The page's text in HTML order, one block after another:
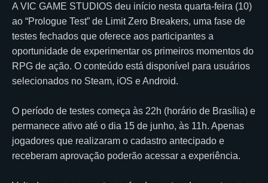
A VIC GAME STUDIOS deu início nesta quarta-feira (10)
ao “Prologue Test” de Limit Zero Breakers, uma fase de
testes fechados que oferece aos participantes a
oportunidade de experimentar os primeiros momentos do
RPG de ação. O conteúdo está disponível para usuários
selecionados no Steam, iOS e Android.
O período de testes começa às 22h (horário de Brasília) e
permanece ativo até o dia 15 de junho, às 11h. Apenas
jogadores que realizaram o cadastro antecipado e
receberam aprovação poderão acessar a experiência.